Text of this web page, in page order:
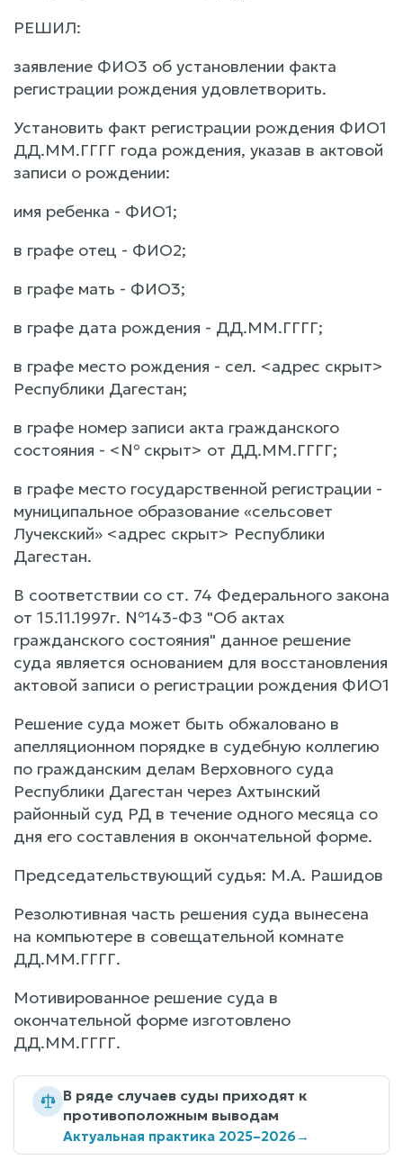
РЕШИЛ:
заявление ФИО3 об установлении факта
регистрации рождения удовлетворить.
Установить факт регистрации рождения ФИО1
ДД.ММ.ГГГГ года рождения, указав в актовой
записи о рождении:
имя ребенка - ФИО1;
в графе отец - ФИО2;
в графе мать - ФИО3;
в графе дата рождения - ДД.ММ.ГГГГ;
в графе место рождения - сел. <адрес скрыт>
Республики Дагестан;
в графе номер записи акта гражданского
состояния - <№ скрыт> от ДД.ММ.ГГГГ;
в графе место государственной регистрации -
муниципальное образование «сельсовет
Лучекский» <адрес скрыт> Республики
Дагестан.
В соответствии со ст. 74 Федерального закона
от 15.11.1997г. №143-ФЗ "Об актах
гражданского состояния" данное решение
суда является основанием для восстановления
актовой записи о регистрации рождения ФИО1
Решение суда может быть обжаловано в
апелляционном порядке в судебную коллегию
по гражданским делам Верховного суда
Республики Дагестан через Ахтынский
районный суд РД в течение одного месяца со
дня его составления в окончательной форме.
Председательствующий судья: М.А. Рашидов
Резолютивная часть решения суда вынесена
на компьютере в совещательной комнате
ДД.ММ.ГГГГ.
Мотивированное решение суда в
окончательной форме изготовлено
ДД.ММ.ГГГГ.
В ряде случаев суды приходят к
противоположным выводам
Актуальная практика 2025–2026→